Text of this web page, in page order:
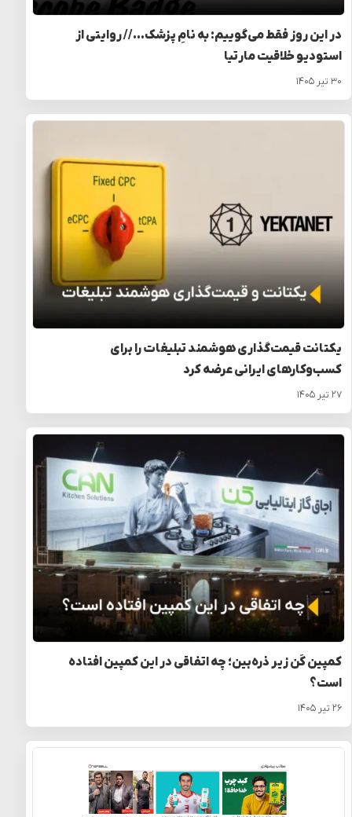
در این روز فقط می‌گوییم: به نامِ پزشک… // روایتی از
استودیو خلاقیت مارتیا
۳۰ تیر ۱۴۰۵
یکتانت قیمت‌گذاری هوشمند تبلیغات را برای
کسب‌وکارهای ایرانی عرضه کرد
۲۷ تیر ۱۴۰۵
کمپین کَن زیر ذره‌بین؛ چه اتفاقی در این کمپین افتاده
است؟
۲۶ تیر ۱۴۰۵